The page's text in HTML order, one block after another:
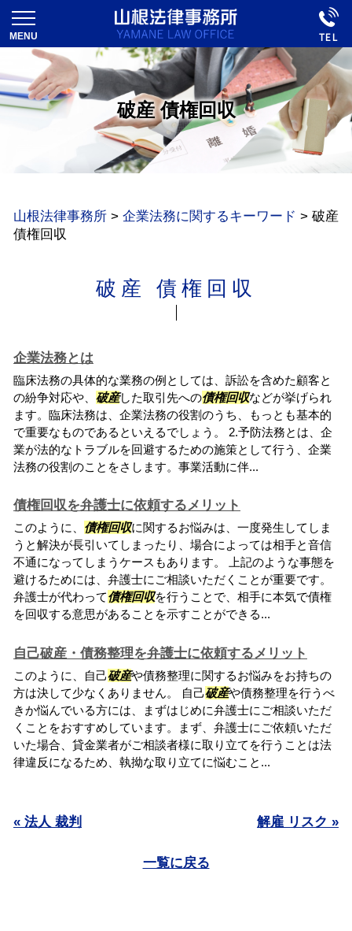
破産 債権回収
山根法律事務所 > 企業法務に関するキーワード > 破産
債権回収
破産 債権回収
企業法務とは
臨床法務の具体的な業務の例としては、訴訟を含めた顧客と
の紛争対応や、 破産した取引先への債権回収などが挙げられ
ます。臨床法務は、企業法務の役割のうち、もっとも基本的
で重要なものであるといえるでしょう。 2.予防法務とは、企
業が法的なトラブルを回避するための施策として行う、企業
法務の役割のことをさします。事業活動に伴...
債権回収を弁護士に依頼するメリット
このように、 債権回収に関するお悩みは、一度発生してしま
うと解決が長引いてしまったり、場合によっては相手と音信
不通になってしまうケースもあります。 上記のような事態を
避けるためには、弁護士にご相談いただくことが重要です。
弁護士が代わって債権回収を行うことで、相手に本気で債権
を回収する意思があることを示すことができる...
自己破産・債務整理を弁護士に依頼するメリット
このように、自己破産や債務整理に関するお悩みをお持ちの
方は決して少なくありません。 自己破産や債務整理を行うべ
きか悩んでいる方には、まずはじめに弁護士にご相談いただ
くことをおすすめしています。まず、弁護士にご依頼いただ
いた場合、貸金業者がご相談者様に取り立てを行うことは法
律違反になるため、執拗な取り立てに悩むこと...
« 法人 裁判 解雇 リスク »
一覧に戻る